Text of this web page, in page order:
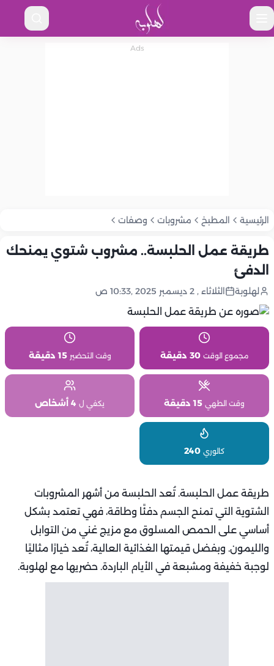
الرئيسية المطبخ مشروبات وصفات
طريقة عمل الحلبسة.. مشروب شتوي يمنحك
الدفئ
لهلوبة الثلاثاء , 2 ديسمبر 2025 ,10:33 ص
مجموع الوقت 30 دقيقة وقت التحضير 15 دقيقة
وقت الطهي 15 دقيقة يكفي ل 4 أشخاص
كالوري 240
طريقة عمل الحلبسة. تُعد الحلبسة من أشهر المشروبات
الشتوية التي تمنح الجسم دفئًا وطاقة، فهي تعتمد بشكل
أساسي على الحمص المسلوق مع مزيج غني من التوابل
والليمون. وبفضل قيمتها الغذائية العالية، تُعد خيارًا مثاليًا
لوجبة خفيفة ومشبعة في الأيام الباردة. حضريها مع لهلوبة.